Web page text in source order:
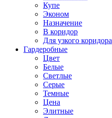
Купе
Эконом
Назначение
В коридор
Для узкого коридора
Гардеробные
Цвет
Белые
Светлые
Серые
Темные
Цена
Элитные